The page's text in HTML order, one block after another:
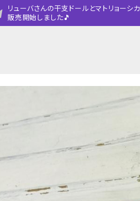
リューバさんの干支ドールとマトリョーシカ
販売開始しました🎵